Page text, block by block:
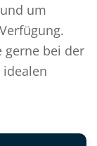
um
gerne bei der